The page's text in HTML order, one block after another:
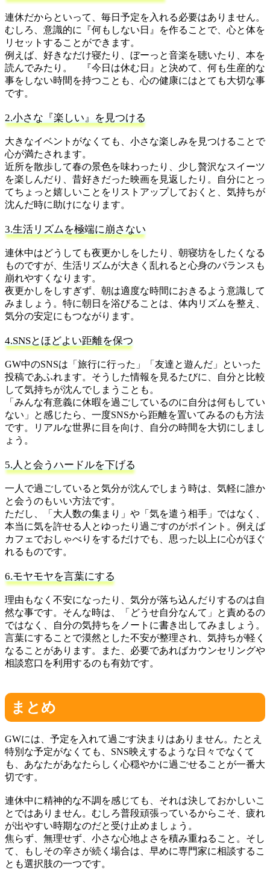
連休だからといって、毎日予定を入れる必要はありません。
むしろ、意識的に『何もしない日』を作ることで、心と体を
リセットすることができます。
例えば、好きなだけ寝たり、ぼーっと音楽を聴いたり、本を
読んでみたり。 『今日は休む日』と決めて、何も生産的な
事をしない時間を持つことも、心の健康にはとても大切な事
です。
2.小さな『楽しい』を見つける
大きなイベントがなくても、小さな楽しみを見つけることで
心が満たされます。
近所を散歩して春の景色を味わったり、少し贅沢なスイーツ
を楽しんだり、昔好きだった映画を見返したり。自分にとっ
てちょっと嬉しいことをリストアップしておくと、気持ちが
沈んだ時に助けになります。
3.生活リズムを極端に崩さない
連休中はどうしても夜更かしをしたり、朝寝坊をしたくなる
ものですが、生活リズムが大きく乱れると心身のバランスも
崩れやすくなります。
夜更かしをしすぎず、朝は適度な時間におきるよう意識して
みましょう。特に朝日を浴びることは、体内リズムを整え、
気分の安定にもつながります。
4.SNSとほどよい距離を保つ
GW中のSNSは「旅行に行った」「友達と遊んだ」といった
投稿であふれます。そうした情報を見るたびに、自分と比較
して気持ちが沈んでしまうことも。
「みんな有意義に休暇を過ごしているのに自分は何もしてい
ない」と感じたら、一度SNSから距離を置いてみるのも方法
です。リアルな世界に目を向け、自分の時間を大切にしまし
ょう。
5.人と会うハードルを下げる
一人で過ごしていると気分が沈んでしまう時は、気軽に誰か
と会うのもいい方法です。
ただし、「大人数の集まり」や「気を遣う相手」ではなく、
本当に気を許せる人とゆったり過ごすのがポイント。例えば
カフェでおしゃべりをするだけでも、思った以上に心がほぐ
れるものです。
6.モヤモヤを言葉にする
理由もなく不安になったり、気分が落ち込んだりするのは自
然な事です。そんな時は、「どうせ自分なんて」と責めるの
ではなく、自分の気持ちをノートに書き出してみましょう。
言葉にすることで漠然とした不安が整理され、気持ちが軽く
なることがあります。また、必要であればカウンセリングや
相談窓口を利用するのも有効です。
まとめ
GWには、予定を入れて過ごす決まりはありません。たとえ
特別な予定がなくても、SNS映えするような日々でなくて
も、あなたがあなたらしく心穏やかに過ごせることが一番大
切です。
連休中に精神的な不調を感じても、それは決しておかしいこ
とではありません。むしろ普段頑張っているからこそ、疲れ
が出やすい時期なのだと受け止めましょう。
焦らず、無理せず、小さな心地よさを積み重ねること。そし
て、もしその辛さが続く場合は、早めに専門家に相談するこ
とも選択肢の一つです。